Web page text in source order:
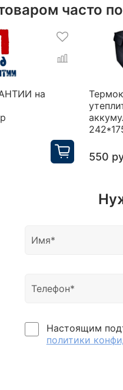
часто
на
550
Настоящим
политики